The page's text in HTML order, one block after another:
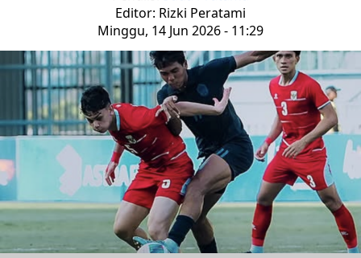
Editor: Rizki Peratami
Minggu, 14 Jun 2026 - 11:29